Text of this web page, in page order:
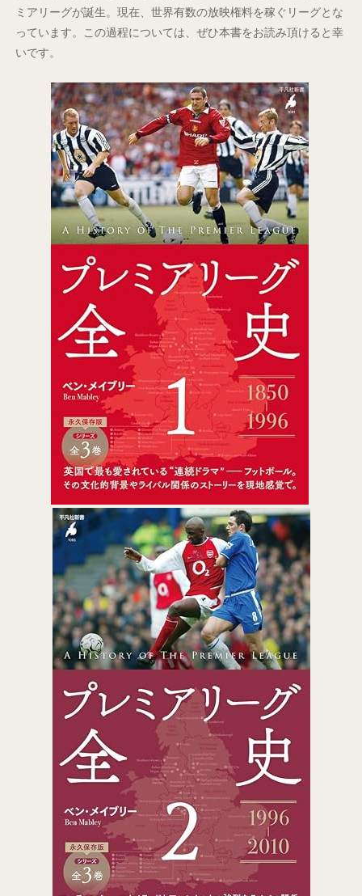
ミアリーグが誕生。現在、世界有数の放映権料を稼ぐリーグとな
っています。この過程については、ぜひ本書をお読み頂けると幸
いです。